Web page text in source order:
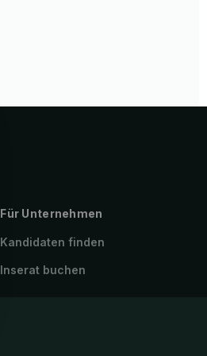
Für Unternehmen
Kandidaten finden
Inserat buchen